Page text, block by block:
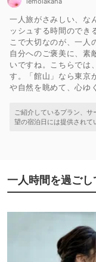
一人旅がさみしい、な
ッシュする時間のでき
こで大切なのが、一人
自分へのご褒美に、素
いですね。こちらでは
す。「館山」なら東京
や自然を眺めて、心ゆ
一人時間を過ごし